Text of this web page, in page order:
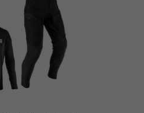
hlače za trail -